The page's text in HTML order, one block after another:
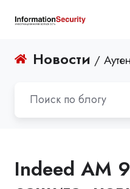
Новости /
Indeed AM